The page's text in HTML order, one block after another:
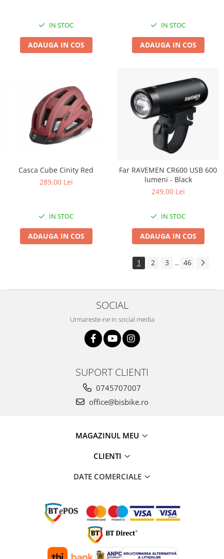
IN STOC
ADAUGA IN COS
IN STOC
ADAUGA IN COS
Casca Cube Cinity Red
289,00 Lei
IN STOC
ADAUGA IN COS
Far RAVEMEN CR600 USB 600
lumeni - Black
249,00 Lei
IN STOC
ADAUGA IN COS
1 2 3 ... 46
SOCIAL
Urmareste-ne in social media
SUPORT CLIENTI
0745707007
office@bisbike.ro
MAGAZINUL MEU
CLIENTI
DATE COMERCIALE